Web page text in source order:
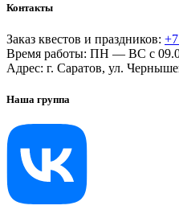
Контакты
Заказ квестов и праздников:
Время работы: ПН — ВС с
Адрес: г. Саратов, ул.
Наша группа